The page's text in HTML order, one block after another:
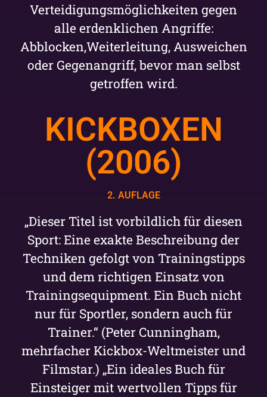
Verteidigungsmöglichkeiten gegen
alle erdenklichen Angriffe:
Abblocken,Weiterleitung, Ausweichen
oder Gegenangriff, bevor man selbst
getroffen wird.
KICKBOXEN
(2006)
2. AUFLAGE
„Dieser Titel ist vorbildlich für diesen
Sport: Eine exakte Beschreibung der
Techniken gefolgt von Trainingstipps
und dem richtigen Einsatz von
Trainingsequipment. Ein Buch nicht
nur für Sportler, sondern auch für
Trainer.“ (Peter Cunningham,
mehrfacher Kickbox-Weltmeister und
Filmstar.) „Ein ideales Buch für
Einsteiger mit wertvollen Tipps für